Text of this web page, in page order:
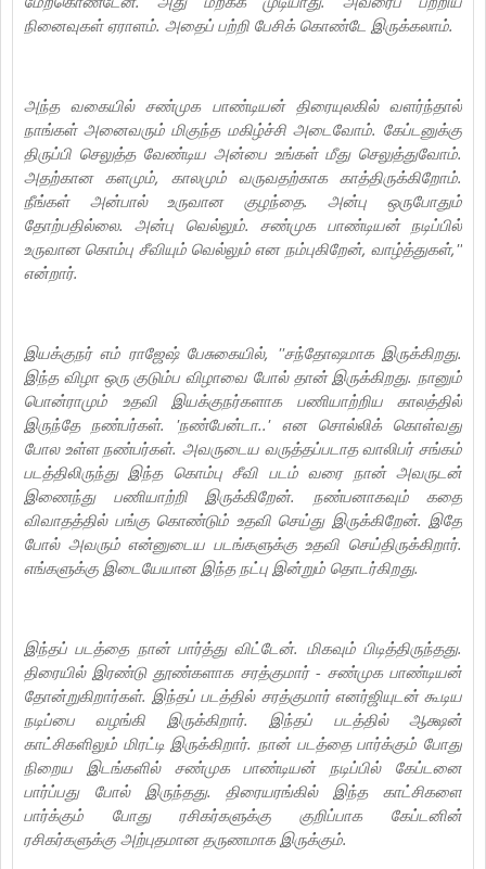
நினைவுகள் ஏராளம்.‌ அதைப் பற்றி பேசிக் கொண்டே இருக்கலாம்.
அந்த வகையில் சண்முக பாண்டியன் திரையுலகில் வளர்ந்தால்
நாங்கள் அனைவரும் மிகுந்த மகிழ்ச்சி அடைவோம். கேப்டனுக்கு
திருப்பி செலுத்த வேண்டிய அன்பை உங்கள் மீது செலுத்துவோம்.
அதற்கான களமும், காலமும் வருவதற்காக காத்திருக்கிறோம்.
நீங்கள் அன்பால் உருவான குழந்தை. அன்பு ஒருபோதும்
தோற்பதில்லை. அன்பு வெல்லும். சண்முக பாண்டியன் நடிப்பில்
உருவான கொம்பு சீவியும் வெல்லும் என நம்புகிறேன், வாழ்த்துகள்,''
என்றார்.
இயக்குநர் எம் ராஜேஷ் பேசுகையில், ''சந்தோஷமாக இருக்கிறது.
இந்த விழா ஒரு குடும்ப விழாவை போல் தான் இருக்கிறது. நானும்
பொன்ராமும் உதவி இயக்குநர்களாக பணியாற்றிய காலத்தில்
இருந்தே நண்பர்கள். 'நண்பேன்டா..' என சொல்லிக் கொள்வது
போல உள்ள நண்பர்கள். அவருடைய வருத்தப்படாத வாலிபர் சங்கம்
படத்திலிருந்து இந்த கொம்பு சீவி படம் வரை நான் அவருடன்
இணைந்து பணியாற்றி இருக்கிறேன். நண்பனாகவும் கதை
விவாதத்தில் பங்கு கொண்டும் உதவி செய்து இருக்கிறேன். இதே
போல் அவரும் என்னுடைய படங்களுக்கு உதவி செய்திருக்கிறார்.
எங்களுக்கு இடையேயான இந்த நட்பு இன்றும் தொடர்கிறது.
இந்தப் படத்தை நான் பார்த்து விட்டேன். மிகவும் பிடித்திருந்தது.
திரையில் இரண்டு தூண்களாக சரத்குமார் - சண்முக பாண்டியன்
தோன்றுகிறார்கள். இந்தப் படத்தில் சரத்குமார் எனர்ஜியுடன் கூடிய
நடிப்பை வழங்கி இருக்கிறார். இந்தப் படத்தில் ஆக்ஷன்
காட்சிகளிலும் மிரட்டி இருக்கிறார். நான் படத்தை பார்க்கும் போது
நிறைய இடங்களில் சண்முக பாண்டியன் நடிப்பில் கேப்டனை
பார்ப்பது போல் இருந்தது. திரையரங்கில் இந்த காட்சிகளை
பார்க்கும் போது ரசிகர்களுக்கு குறிப்பாக கேப்டனின்
ரசிகர்களுக்கு அற்புதமான தருணமாக இருக்கும்.